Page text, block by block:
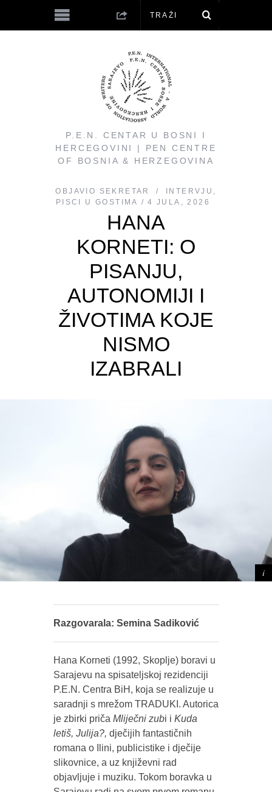
P.E.N. CENTAR U BOSNI I
HERCEGOVINI | PEN CENTRE
OF BOSNIA & HERZEGOVINA
OBJAVIO SEKRETAR INTERVJU ,
PISCI U GOSTIMA
4 JULA, 2026
HANA
KORNETI: O
PISANJU,
AUTONOMIJI I
ŽIVOTIMA KOJE
NISMO
IZABRALI
Razgovarala: Semina Sadiković
Hana Korneti (1992, Skoplje) boravi u
Sarajevu na spisateljskoj rezidenciji
P.E.N. Centra BiH, koja se realizuje u
saradnji s mrežom TRADUKI. Autorica
je zbirki priča Mliječni zubi i Kuda
letiš, Julija?, dječijih fantastičnih
romana o Ilini, publicistike i dječije
slikovnice, a uz književni rad
objavljuje i muziku. Tokom boravka u